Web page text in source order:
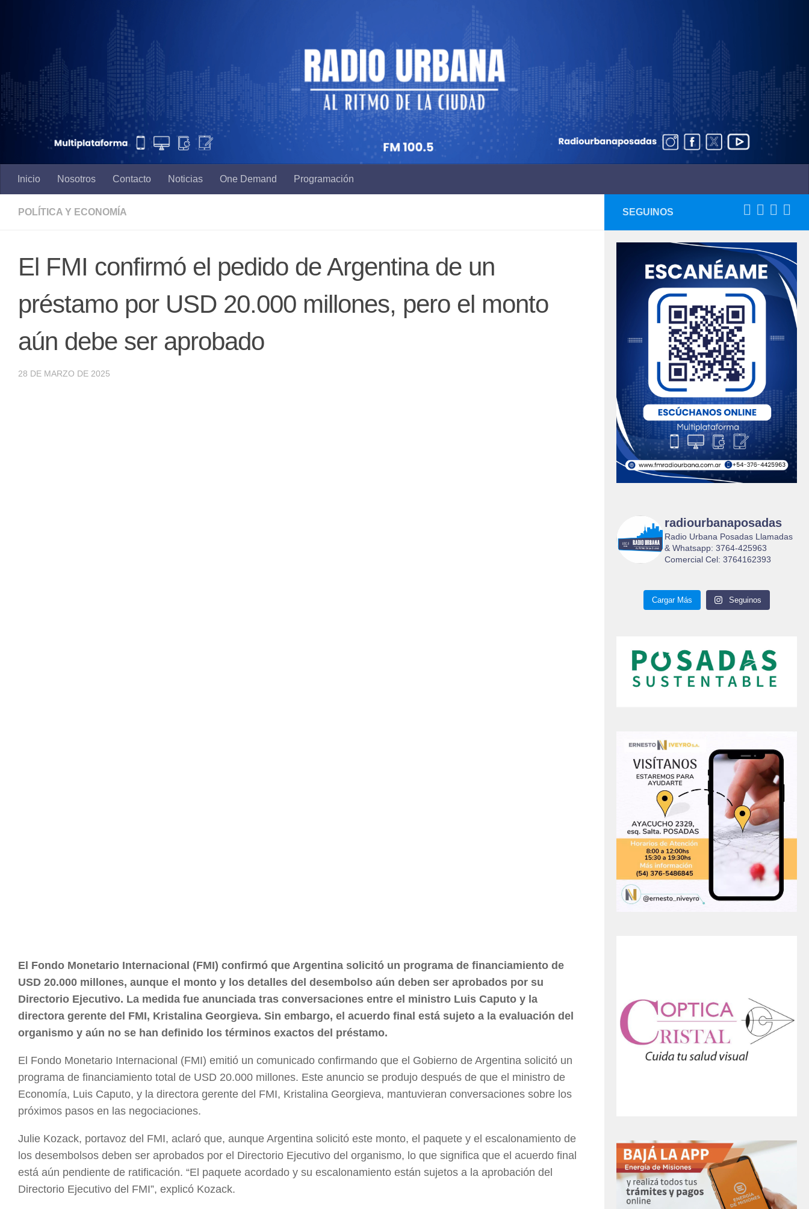
Inicio Nosotros Contacto Noticias One Demand Programación
POLÍTICA Y ECONOMÍA
El FMI confirmó el pedido de Argentina de un
préstamo por USD 20.000 millones, pero el monto
aún debe ser aprobado
28 DE MARZO DE 2025
El Fondo Monetario Internacional (FMI) confirmó que Argentina solicitó un programa de financiamiento de
USD 20.000 millones, aunque el monto y los detalles del desembolso aún deben ser aprobados por su
Directorio Ejecutivo. La medida fue anunciada tras conversaciones entre el ministro Luis Caputo y la
directora gerente del FMI, Kristalina Georgieva. Sin embargo, el acuerdo final está sujeto a la evaluación del
organismo y aún no se han definido los términos exactos del préstamo.
El Fondo Monetario Internacional (FMI) emitió un comunicado confirmando que el Gobierno de Argentina solicitó un
programa de financiamiento total de USD 20.000 millones. Este anuncio se produjo después de que el ministro de
Economía, Luis Caputo, y la directora gerente del FMI, Kristalina Georgieva, mantuvieran conversaciones sobre los
próximos pasos en las negociaciones.
Julie Kozack, portavoz del FMI, aclaró que, aunque Argentina solicitó este monto, el paquete y el escalonamiento de
los desembolsos deben ser aprobados por el Directorio Ejecutivo del organismo, lo que significa que el acuerdo final
está aún pendiente de ratificación. “El paquete acordado y su escalonamiento están sujetos a la aprobación del
Directorio Ejecutivo del FMI”, explicó Kozack.
SEGUINOS
radiourbanaposadas
Radio Urbana Posadas Llamadas
& Whatsapp: 3764-425963
Comercial Cel: 3764162393
Cargar Más Seguinos